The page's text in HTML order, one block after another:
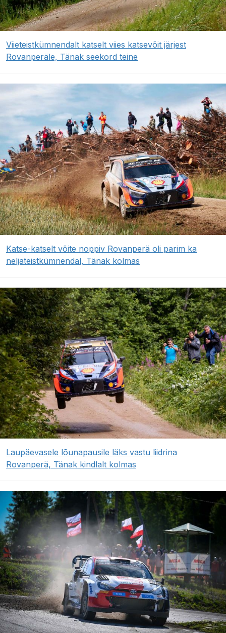
Viieteistkümnendalt katselt viies katsevõit järjest
Rovanperäle, Tänak seekord teine
Katse-katselt võite noppiv Rovanperä oli parim ka
neljateistkümnendal, Tänak kolmas
Laupäevasele lõunapausile läks vastu liidrina
Rovanperä, Tänak kindlalt kolmas